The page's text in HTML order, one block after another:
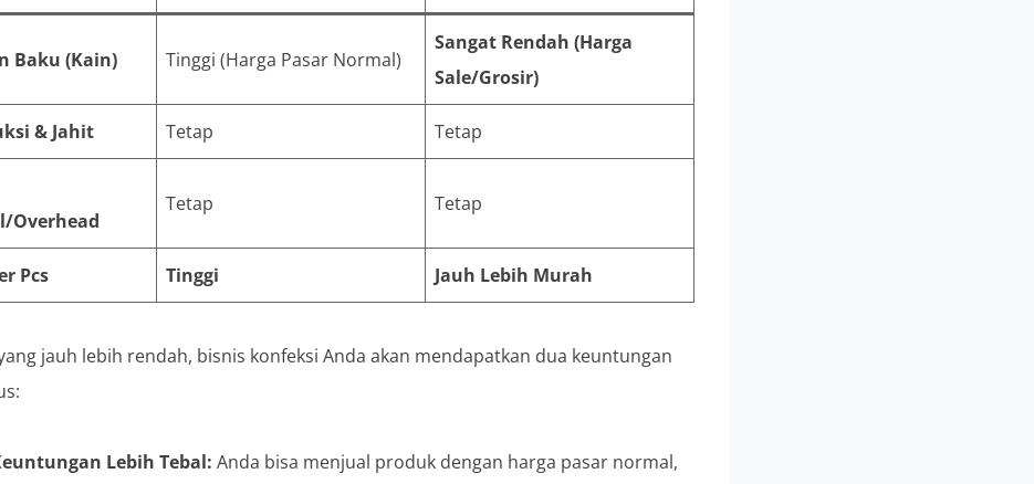
Baku (Kain) Tinggi (Harga Pasar Normal)
Sangat Rendah (Harga
Sale/Grosir)
& Jahit Tetap Tetap
Overhead
Tetap Tetap
Pcs Tinggi Jauh Lebih Murah
jauh lebih rendah, bisnis konfeksi Anda akan mendapatkan dua keuntungan
Lebih Tebal: Anda bisa menjual produk dengan harga pasar normal,